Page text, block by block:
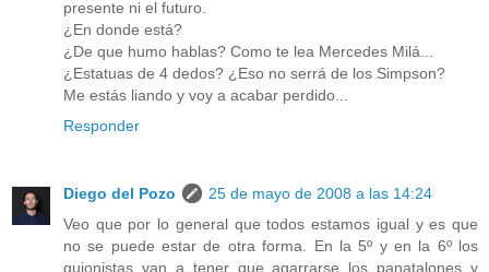
presente ni el futuro.
¿En donde está?
¿De que humo hablas? Como te lea Mercedes Milá...
¿Estatuas de 4 dedos? ¿Eso no serrá de los Simpson?
Me estás liando y voy a acabar perdido...
Responder
Diego del Pozo
25 de mayo de 2008 a las 14:24
Veo que por lo general que todos estamos igual y es que
no se puede estar de otra forma. En la 5º y en la 6º los
guionistas van a tener que agarrarse los panatalones y